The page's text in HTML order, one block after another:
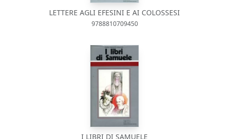
LETTERE AGLI EFESINI E AI COLOSSESI
9788810709450
I LIBRI DI SAMUELE